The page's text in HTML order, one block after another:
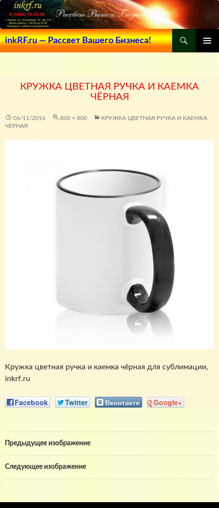
inkRF.ru — Рассвет Вашего Бизнеса!
Поиск
МЕНЮ
К
СОДЕРЖИМОМУ
КРУЖКА ЦВЕТНАЯ РУЧКА И КАЕМКА
ЧЁРНАЯ
06/11/2016 800 × 800
КРУЖКА ЦВЕТНАЯ РУЧКА И КАЕМКА
ЧЁРНАЯ
Кружка цветная ручка и каемка чёрная для сублимации,
inkrf.ru
Facebook Twitter Вконтакте Google+
Предыдущее изображение
Следующее изображение